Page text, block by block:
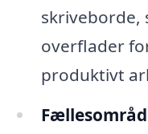
skriveborde,
overflader
produktivt